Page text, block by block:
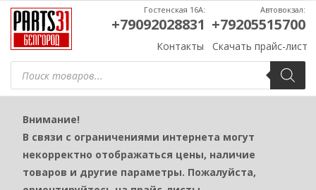
Поиск
товаров
Контакты Скачать прайс-лист
Гостенская 16А:
+79092028831
Автовокзал:
+79205515700
Внимание!
В связи с ограничениями интернета могут
некорректно отображаться цены, наличие
товаров и другие параметры. Пожалуйста,